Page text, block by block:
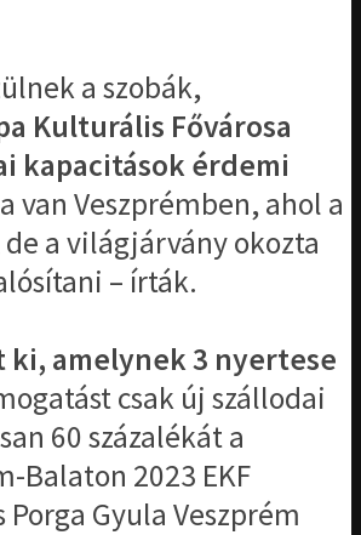
a szobák,
Kulturális Fővárosa
kapacitások érdemi
van Veszprémben, ahol a
a világjárvány okozta
– írták.
ki, amelynek 3 nyertese
csak új szállodai
60 százalékát a
Balaton 2023 EKF
Gyula Veszprém